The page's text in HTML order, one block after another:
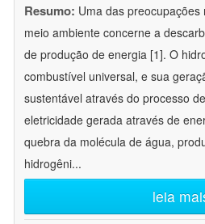
Resumo: Uma das
meio ambiente concerne a
de produção de energia [1]. O
combustível universal, e sua
sustentável através do processo
eletricidade gerada através de
quebra da molécula de água,
hidrogêni...
leia